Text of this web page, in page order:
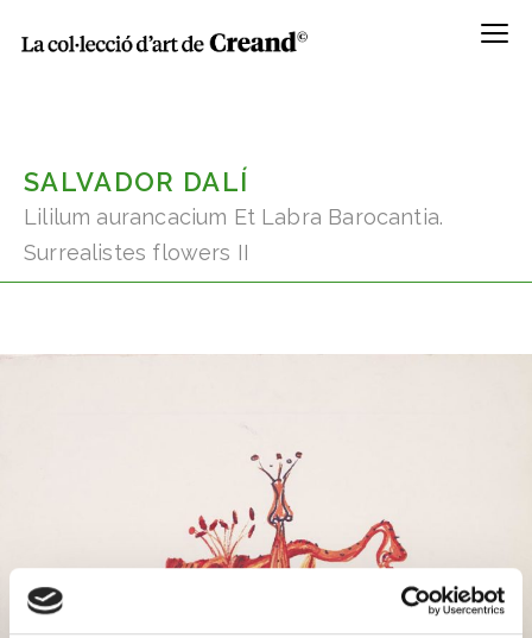
Menú
SALVADOR DALÍ
Lililum aurancacium Et Labra Barocantia.
Surrealistes flowers II